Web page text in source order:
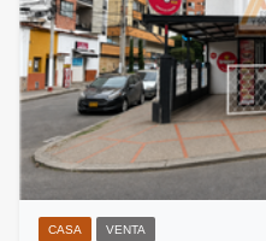
CASA VENTA